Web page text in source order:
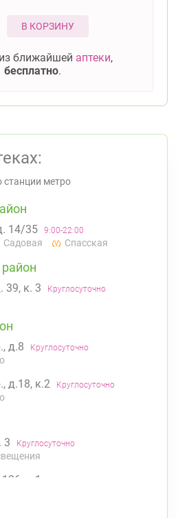
В КОРЗИНУ
ближайшей аптеки,
бесплатно.
станции метро
14/35 9:00-22:00
Садовая Спасская
39, к. 3 Круглосуточно
д.8 Круглосуточно
д.18, к.2 Круглосуточно
3 Круглосуточно
126 к. 1